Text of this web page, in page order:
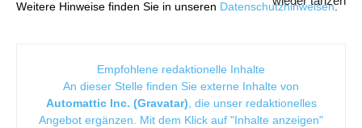
Weitere Hinweise finden Sie in unseren Datenschutzhinweisen.
Empfohlene redaktionelle Inhalte
An dieser Stelle finden Sie externe Inhalte von
Automattic Inc. (Gravatar) , die unser redaktionelles
Angebot ergänzen. Mit dem Klick auf "Inhalte anzeigen"